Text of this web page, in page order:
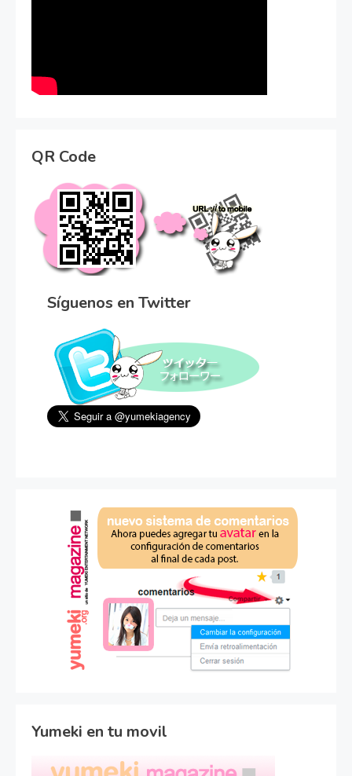
QR Code
Síguenos en Twitter
Yumeki en tu movil